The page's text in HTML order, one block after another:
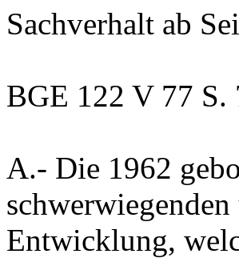
Sachverhalt ab
BGE 122 V 77 S.
A.- Die 1962
Entwicklung,